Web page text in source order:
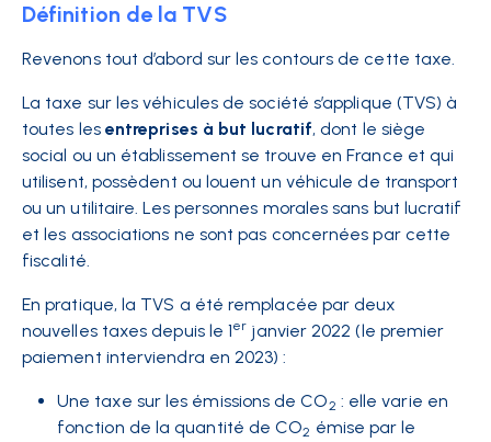
Définition de la TVS
Revenons tout d’abord sur les contours de cette taxe.
La taxe sur les véhicules de société s’applique (TVS) à
toutes les entreprises à but lucratif, dont le siège
social ou un établissement se trouve en France et qui
utilisent, possèdent ou louent un véhicule de transport
ou un utilitaire. Les personnes morales sans but lucratif
et les associations ne sont pas concernées par cette
fiscalité.
En pratique, la TVS a été remplacée par deux
nouvelles taxes depuis le 1er janvier 2022 (le premier
paiement interviendra en 2023):
Une taxe sur les émissions de CO2 : elle varie en
fonction de la quantité de CO2 émise par le